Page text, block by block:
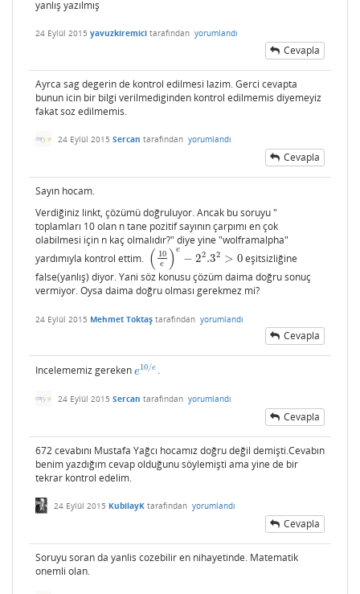
yanlış yazılmış
24 Eylül 2015 yavuzkiremici tarafından yorumlandı
Cevapla
Ayrca sag degerin de kontrol edilmesi lazim. Gerci cevapta
bunun icin bir bilgi verilmediginden kontrol edilmemis diyemeyiz
fakat soz edilmemis.
24 Eylül 2015 Sercan tarafından yorumlandı
Cevapla
Sayın hocam.
Verdiğiniz linkt, çözümü doğruluyor. Ancak bu soruyu "
toplamları 10 olan n tane pozitif sayının çarpımı en çok
olabilmesi için n kaç olmalıdır?" diye yine "wolframalpha"
yardımıyla kontrol ettim. ( 10
e ) e
− 22.32 > 0
(10e e 22 .32>0
eşitsizliğine
false(yanlış) diyor. Yani söz konusu çözüm daima doğru sonuç
vermiyor. Oysa daima doğru olması gerekmez mi?
24 Eylül 2015 Mehmet Toktaş tarafından yorumlandı
Cevapla
Incelememiz gereken e10/e
e10/e.
24 Eylül 2015 Sercan tarafından yorumlandı
Cevapla
672 cevabını Mustafa Yağcı hocamız doğru değil demişti.Cevabın
benim yazdığım cevap olduğunu söylemişti ama yine de bir
tekrar kontrol edelim.
24 Eylül 2015 KubilayK tarafından yorumlandı
Cevapla
Soruyu soran da yanlis cozebilir en nihayetinde. Matematik
onemli olan.